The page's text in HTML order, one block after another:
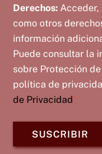
Derechos:
como otros
información
Puede consultar la
sobre Protección
política de
de Privacidad*
SUSCRIBIR